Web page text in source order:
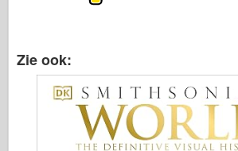
Zie ook: